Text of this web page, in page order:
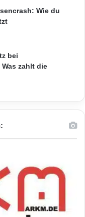
Wie du
bei
zahlt die